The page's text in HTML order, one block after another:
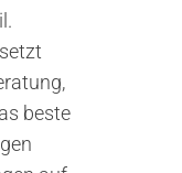
beste